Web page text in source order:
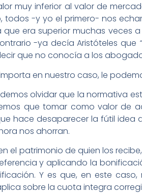
muy inferior al valor de
todos -y yo el primero- nos
era superior muchas veces
-ya decía Aristóteles que
que no conocía a los
en nuestro caso, le
olvidar que la normativa
que tomar como valor de
hace desaparecer la fútil idea
nos ahorran.
el patrimonio de quien los
y aplicando la
Y es que, en este
sobre la cuota integra